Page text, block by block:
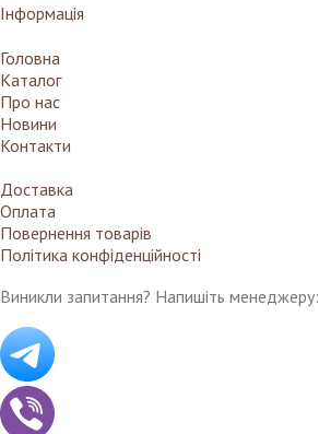
Інформація
Головна
Каталог
Про нас
Новини
Контакти
Доставка
Оплата
Повернення товарів
Політика конфіденційності
Виникли запитання? Напишіть менеджеру: